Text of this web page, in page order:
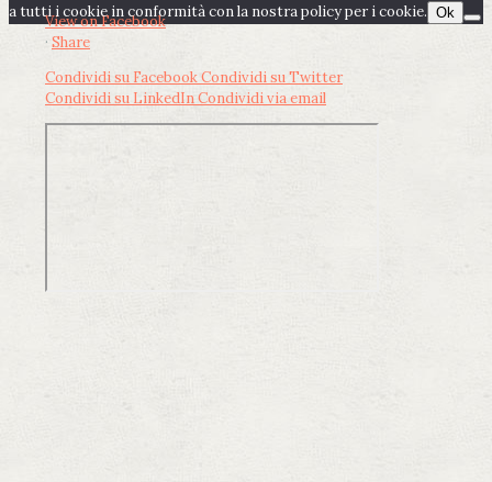
View on Facebook
· Share
Condividi su FacebookCondividi su Twitter
Condividi su LinkedInCondividi via email
a tutti i cookie in conformità con la nostra policy per i cookie. Ok